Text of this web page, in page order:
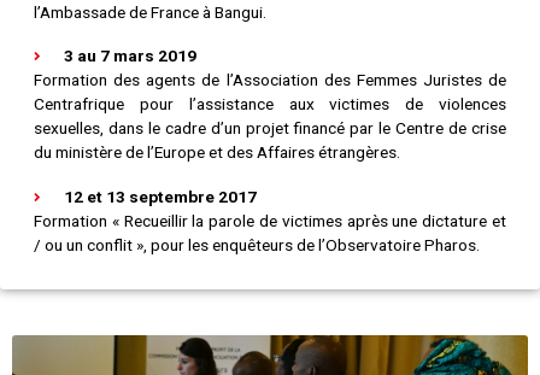
l’Ambassade de France à Bangui.
3 au 7 mars 2019
Formation des agents de l’Association des Femmes Juristes de
Centrafrique pour l’assistance aux victimes de violences
sexuelles, dans le cadre d’un projet financé par le Centre de crise
du ministère de l’Europe et des Affaires étrangères.
12 et 13 septembre 2017
Formation « Recueillir la parole de victimes après une dictature et
/ ou un conflit », pour les enquêteurs de l’Observatoire Pharos.